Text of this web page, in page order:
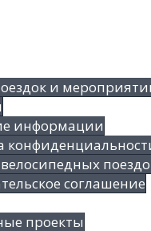
и
информации
соглашение
проекты